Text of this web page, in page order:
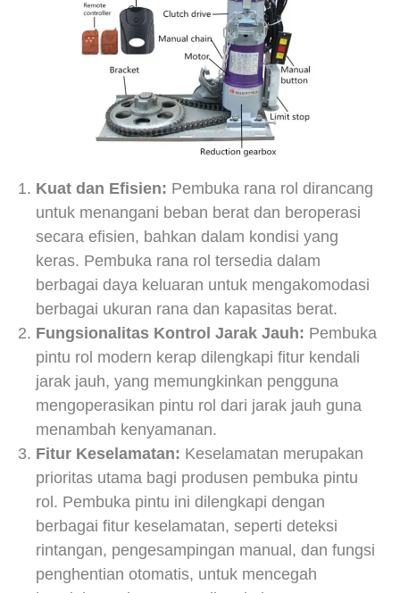
Kuat dan Efisien: Pembuka rana rol dirancang
untuk menangani beban berat dan beroperasi
secara efisien, bahkan dalam kondisi yang
keras. Pembuka rana rol tersedia dalam
berbagai daya keluaran untuk mengakomodasi
berbagai ukuran rana dan kapasitas berat.
Fungsionalitas Kontrol Jarak Jauh: Pembuka
pintu rol modern kerap dilengkapi fitur kendali
jarak jauh, yang memungkinkan pengguna
mengoperasikan pintu rol dari jarak jauh guna
menambah kenyamanan.
Fitur Keselamatan: Keselamatan merupakan
prioritas utama bagi produsen pembuka pintu
rol. Pembuka pintu ini dilengkapi dengan
berbagai fitur keselamatan, seperti deteksi
rintangan, pengesampingan manual, dan fungsi
penghentian otomatis, untuk mencegah